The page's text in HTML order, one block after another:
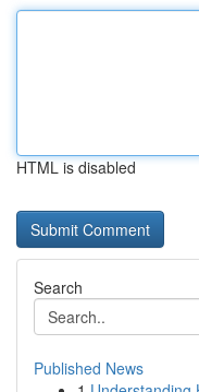
HTML is disabled
Search
Published News